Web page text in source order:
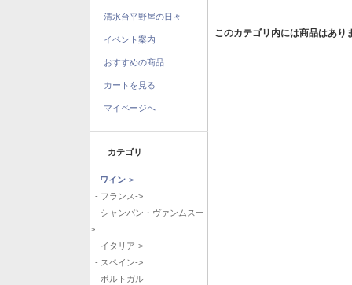
清水台平野屋の日々
イベント案内
おすすめの商品
カートを見る
マイページへ
カテゴリ
ワイン->
- フランス->
- シャンパン・ヴァンムスー-
>
- イタリア->
- スペイン->
- ポルトガル
このカテゴリ内には商品はあり